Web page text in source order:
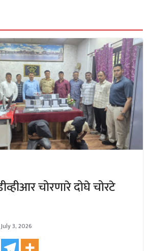
चोरणारे दोघे चोरटे
July 3, 2026